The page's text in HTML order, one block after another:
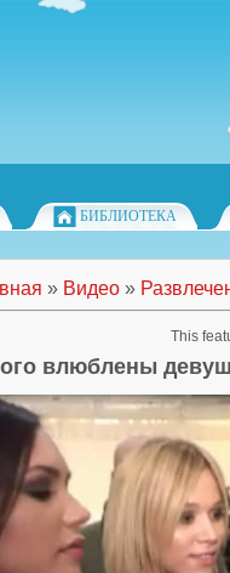
БИБЛИОТЕКА
» Видео »
влюблены
This